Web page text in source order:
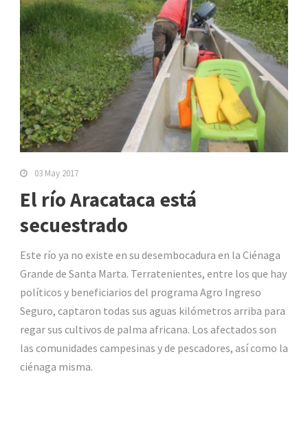
03 May 2017
El río Aracataca está
secuestrado
Este río ya no existe en su desembocadura en la Ciénaga
Grande de Santa Marta. Terratenientes, entre los que hay
políticos y beneficiarios del programa Agro Ingreso
Seguro, captaron todas sus aguas kilómetros arriba para
regar sus cultivos de palma africana. Los afectados son
las comunidades campesinas y de pescadores, así como la
ciénaga misma.